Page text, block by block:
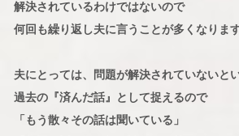
解決されているわけではないので
何回も繰り返し夫に言うことが多くなります
夫にとっては、問題が解決されていないと
過去の『済んだ話』として捉えるので
「もう散々その話は聞いている」